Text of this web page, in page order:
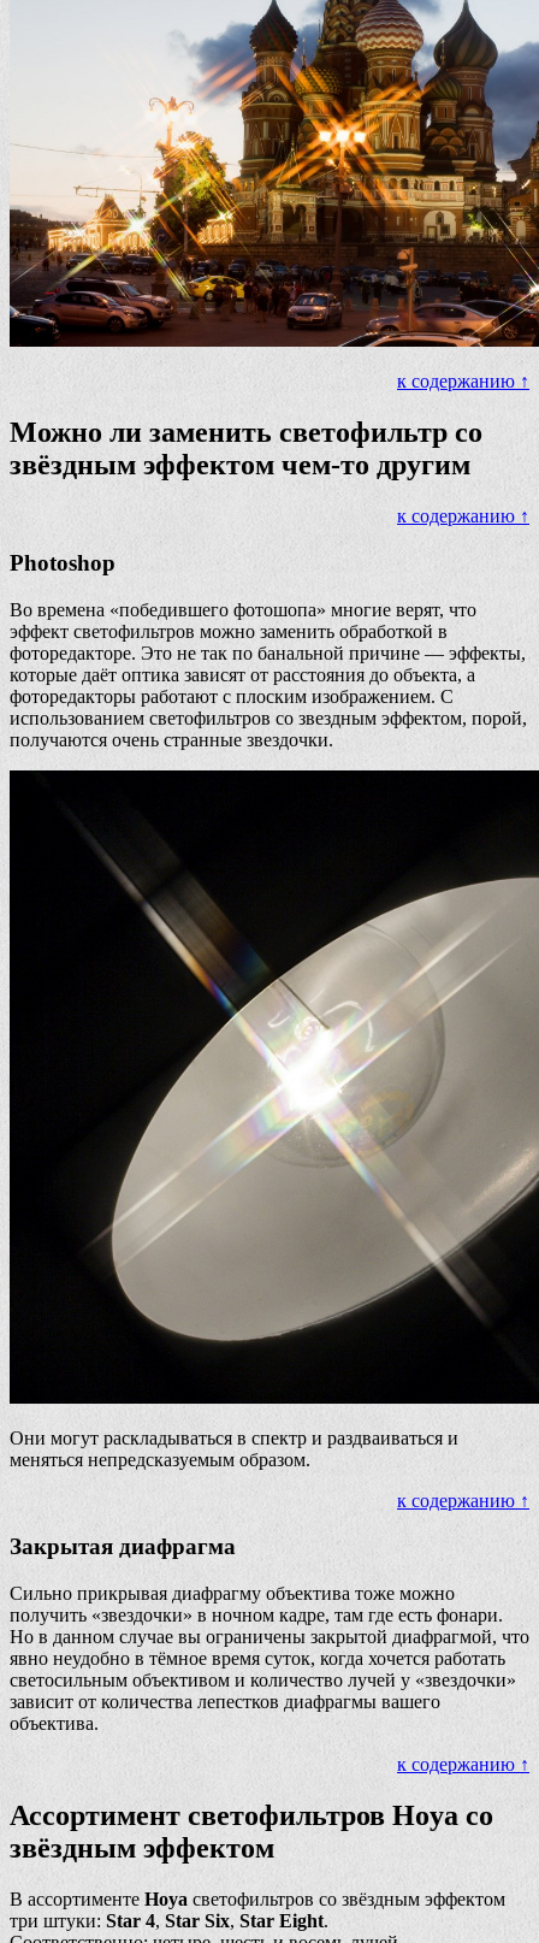
к содержанию ↑
Можно ли заменить светофильтр со
звёздным эффектом чем-то другим
к содержанию ↑
Photoshop
Во времена «победившего фотошопа» многие верят, что
эффект светофильтров можно заменить обработкой в
фоторедакторе. Это не так по банальной причине — эффекты,
которые даёт оптика зависят от расстояния до объекта, а
фоторедакторы работают с плоским изображением. С
использованием светофильтров со звездным эффектом, порой,
получаются очень странные звездочки.
Они могут раскладываться в спектр и раздваиваться и
меняться непредсказуемым образом.
к содержанию ↑
Закрытая диафрагма
Сильно прикрывая диафрагму объектива тоже можно
получить «звездочки» в ночном кадре, там где есть фонари.
Но в данном случае вы ограничены закрытой диафрагмой, что
явно неудобно в тёмное время суток, когда хочется работать
светосильным объективом и количество лучей у «звездочки»
зависит от количества лепестков диафрагмы вашего
объектива.
к содержанию ↑
Ассортимент светофильтров Hoya со
звёздным эффектом
В ассортименте Hoya светофильтров со звёздным эффектом
три штуки: Star 4, Star Six, Star Eight.